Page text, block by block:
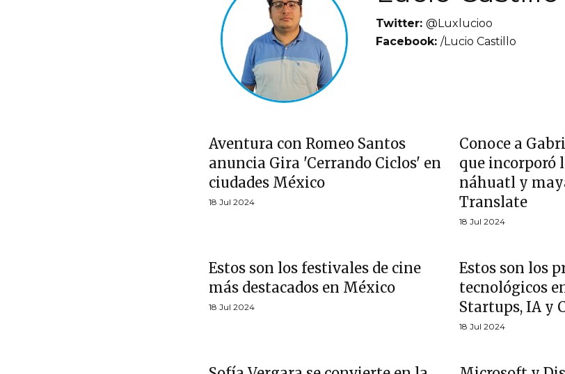
Twitter: @Luxlucioo
Facebook: /Lucio Castillo
Aventura con Romeo Santos
anuncia Gira 'Cerrando Ciclos' en
ciudades México
18 Jul 2024
Conoce a
que incorporó
náhuatl y
Translate
18 Jul 2024
Estos son los festivales de cine
más destacados en México
18 Jul 2024
Estos son los
tecnológicos
Startups, IA y
18 Jul 2024